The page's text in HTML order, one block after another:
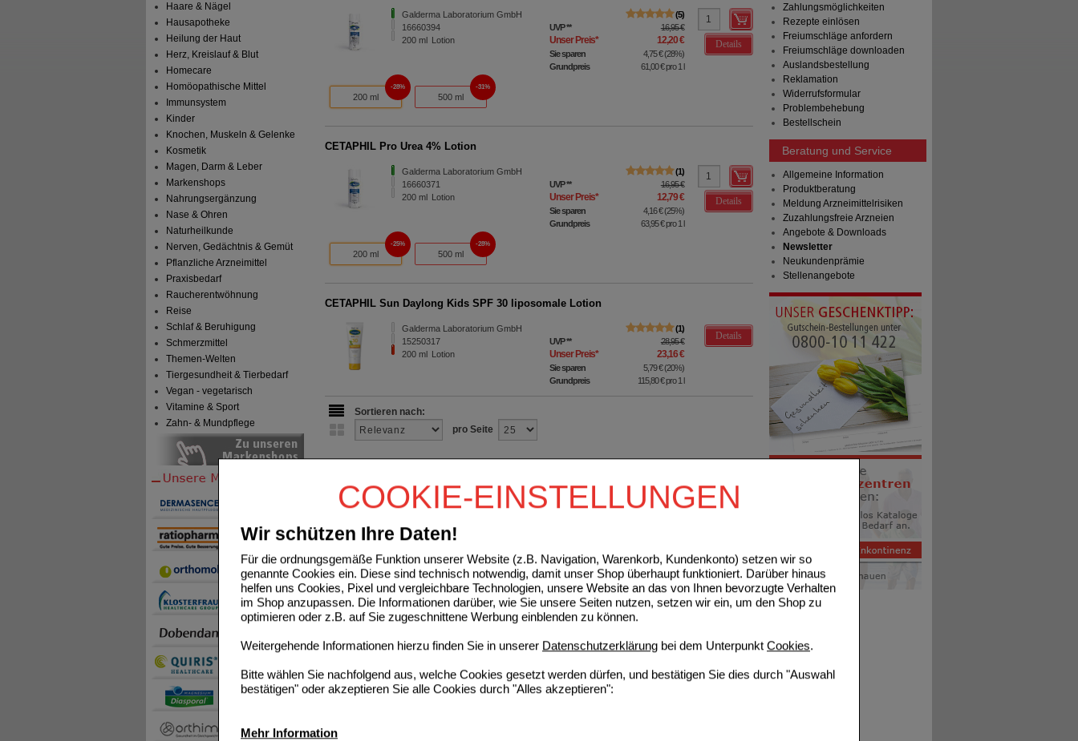
COOKIE-EINSTELLUNGEN
Wir schützen Ihre Daten!
Für die ordnungsgemäße Funktion unserer Website (z.B. Navigation, Warenkorb, Kundenkonto) setzen wir so
genannte Cookies ein. Diese sind technisch notwendig, damit unser Shop überhaupt funktioniert. Darüber hinaus
helfen uns Cookies, Pixel und vergleichbare Technologien, unsere Website an das von Ihnen bevorzugte Verhalten
im Shop anzupassen. Die Informationen darüber, wie Sie unsere Seiten nutzen, setzen wir ein, um den Shop zu
optimieren oder z.B. auf Sie zugeschnittene Werbung einblenden zu können.
Weitergehende Informationen hierzu finden Sie in unserer Datenschutzerklärung bei dem Unterpunkt Cookies.
Bitte wählen Sie nachfolgend aus, welche Cookies gesetzt werden dürfen, und bestätigen Sie dies durch "Auswahl
bestätigen" oder akzeptieren Sie alle Cookies durch "Alles akzeptieren":
Mehr Information
Haare & Nägel
Hausapotheke
Heilung der Haut
Herz, Kreislauf & Blut
Homecare
Homöopathische Mittel
Immunsystem
Kinder
Knochen, Muskeln & Gelenke
Kosmetik
Magen, Darm & Leber
Markenshops
Nahrungsergänzung
Nase & Ohren
Naturheilkunde
Nerven, Gedächtnis & Gemüt
Pflanzliche Arzneimittel
Praxisbedarf
Raucherentwöhnung
Reise
Schlaf & Beruhigung
Schmerzmittel
Themen-Welten
Tiergesundheit & Tierbedarf
Vegan - vegetarisch
Vitamine & Sport
Zahn- & Mundpflege
Galderma Laboratorium GmbH
16660394
200 ml Lotion
5
UVP** 16,95 €
Unser Preis* 12,20 €
Sie sparen 4,75 €(28%)
Grundpreis
61,00 €pro 1 l
Details
200 ml
28%
500 ml
31%
CETAPHIL Pro Urea 4% Lotion
Galderma Laboratorium GmbH
16660371
200 ml Lotion
1
UVP** 16,95 €
Unser Preis* 12,79 €
Sie sparen 4,16 €(25%)
Grundpreis
63,95 €pro 1 l
Details
200 ml
25%
500 ml
28%
CETAPHIL Sun Daylong Kids SPF 30 liposomale Lotion
Galderma Laboratorium GmbH
15250317
200 ml Lotion
1
UVP** 28,95 €
Unser Preis* 23,16 €
Sie sparen 5,79 €(20%)
Grundpreis
115,80 €pro 1 l
Details
Sortieren nach:
pro Seite
Zahlungsmöglichkeiten
Rezepte einlösen
Freiumschläge anfordern
Freiumschläge downloaden
Auslandsbestellung
Reklamation
Widerrufsformular
Problembehebung
Bestellschein
Beratung und Service
Allgemeine Information
Produktberatung
Meldung Arzneimittelrisiken
Zuzahlungsfreie Arzneien
Angebote & Downloads
Newsletter
Neukundenprämie
Stellenangebote